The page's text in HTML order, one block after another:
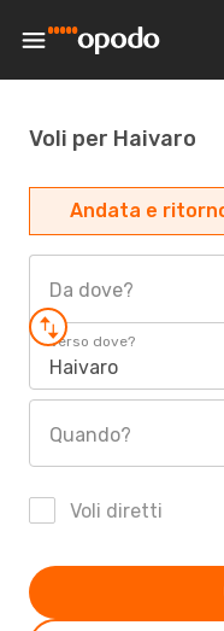
Voli per Haivaro
Andata e
Da dove?
Verso dove?
Haivaro
Quando?
Voli diretti